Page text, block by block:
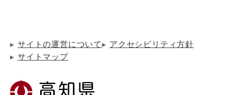
サイトの運営について
アクセシビリティ方針
サイトマップ